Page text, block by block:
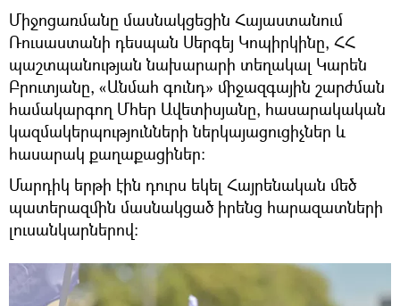
Միջոցառմանը մասնակցեցին Հայաստանում
Ռուսաստանի դեսպան Սերգեյ Կոպիրկինը, ՀՀ
պաշտպանության նախարարի տեղակալ Կարեն
Բրուտյանը, «Անմահ գունդ» միջազգային շարժման
համակարգող Մհեր Ավետիսյանը, հասարակական
կազմակերպությունների ներկայացուցիչներ և
հասարակ քաղաքացիներ։
Մարդիկ երթի էին դուրս եկել Հայրենական մեծ
պատերազմին մասնակցած իրենց հարազատների
լուսանկարներով։